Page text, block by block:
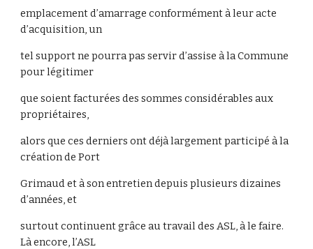
emplacement d’amarrage conformément à leur acte
d’acquisition, un
tel support ne pourra pas servir d’assise à la Commune
pour légitimer
que soient facturées des sommes considérables aux
propriétaires,
alors que ces derniers ont déjà largement participé à la
création de Port
Grimaud et à son entretien depuis plusieurs dizaines
d’années, et
surtout continuent grâce au travail des ASL, à le faire.
Là encore, l’ASL